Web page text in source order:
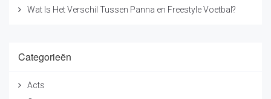
Wat Is Het Verschil Tussen Panna en Freestyle Voetbal?
Categorieën
Acts